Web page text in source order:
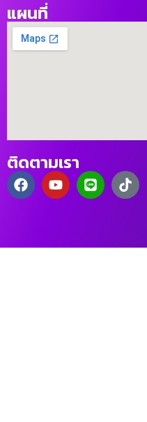
แผนที่
ติดตามเรา